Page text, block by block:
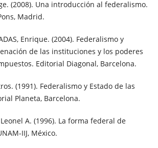
(2008). Una introducción al federalismo.
Madrid.
Enrique. (2004). Federalismo y
de las instituciones y los poderes
Editorial Diagonal, Barcelona.
(1991). Federalismo y Estado de las
Planeta, Barcelona.
Leonel A. (1996). La forma federal de
IIJ, México.